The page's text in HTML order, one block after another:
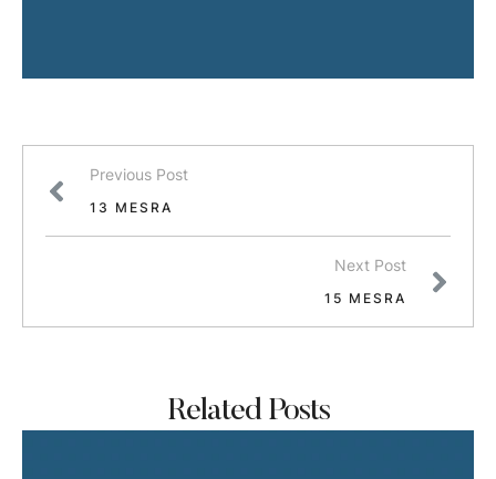
Previous Post
13 MESRA
Next Post
15 MESRA
Related Posts